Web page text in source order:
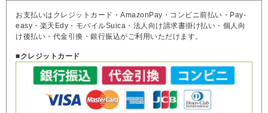
お支払いはクレジットカード・AmazonPay・コンビニ前払い・Pay-
easy・楽天Edy・モバイルSuica・法人向け請求書掛け払い・個人向
け後払い・代金引換・銀行振込がご利用いただけます。
■クレジットカード